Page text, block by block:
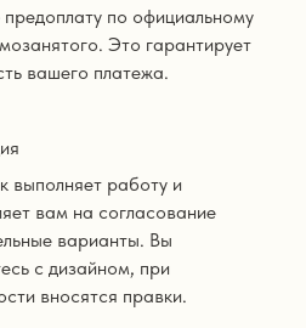
по официальному
Это гарантирует
вашего платежа.
выполняет работу и
вам на согласование
варианты. Вы
с дизайном, при
вносятся правки.